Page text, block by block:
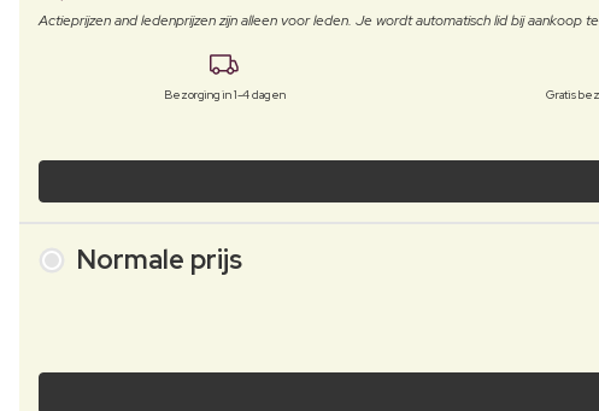
Actieprijzen and ledenprijzen zijn alleen voor leden. Je wordt automatisch lid bij aankoop
Bezorging in 1-4 dagen Gratis
Normale prijs